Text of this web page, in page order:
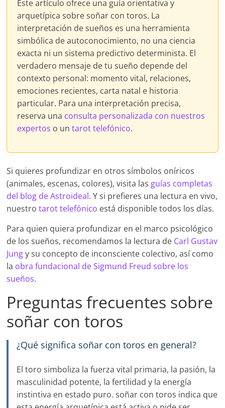
Este artículo ofrece una guía orientativa y
arquetípica sobre soñar con toros. La
interpretación de sueños es una herramienta
simbólica de autoconocimiento, no una ciencia
exacta ni un sistema predictivo determinista. El
verdadero mensaje de tu sueño depende del
contexto personal: momento vital, relaciones,
emociones recientes, carta natal e historia
particular. Para una interpretación precisa,
reserva una consulta personalizada con nuestros
expertos o untarot telefónico.
Si quieres profundizar en otros símbolos oníricos
(animales, escenas, colores), visita las guías completas
del blog de Astroideal. Y si prefieres una lectura en vivo,
nuestrotarot telefónico está disponible todos los días.
Para quien quiera profundizar en el marco psicológico
de los sueños, recomendamos la lectura de Carl Gustav
Jungy su concepto de inconsciente colectivo, así como
la obra fundacional de Sigmund Freud sobre los
sueños.
Preguntas frecuentes sobre
soñar con toros
¿Qué significa soñar con toros en general?
El toro simboliza la fuerza vital primaria, la pasión, la
masculinidad potente, la fertilidad y la energía
instintiva en estado puro. soñar con toros indica que